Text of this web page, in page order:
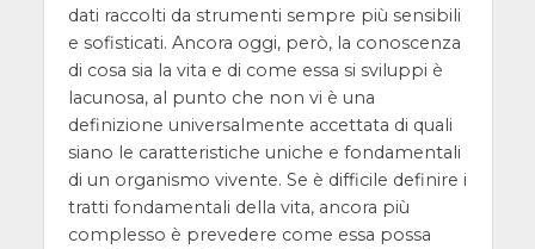
dati raccolti da strumenti sempre più sensibili
e sofisticati. Ancora oggi, però, la conoscenza
di cosa sia la vita e di come essa si sviluppi è
lacunosa, al punto che non vi è una
definizione universalmente accettata di quali
siano le caratteristiche uniche e fondamentali
di un organismo vivente. Se è difficile definire i
tratti fondamentali della vita, ancora più
complesso è prevedere come essa possa